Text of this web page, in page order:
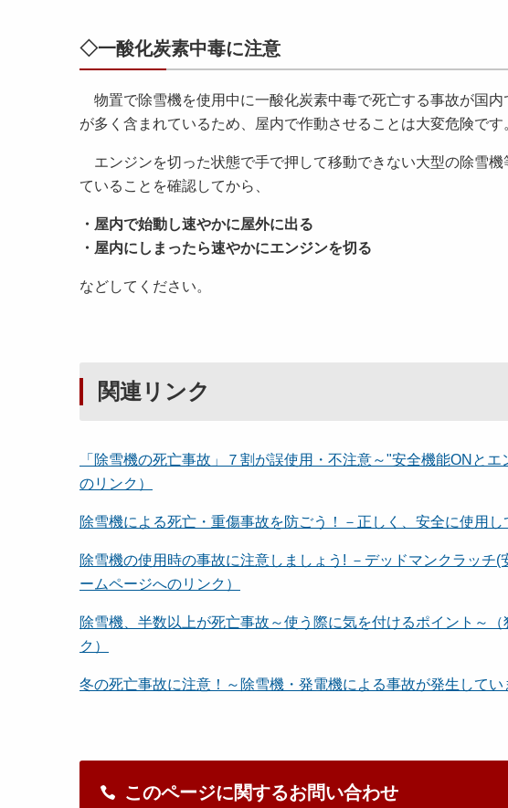
◇一酸化炭素中毒に注意
物置で除雪機を使用中に一酸化炭素中毒で死亡する事故が国
が多く含まれているため、屋内で作動させることは大変危険で
エンジンを切った状態で手で押して移動できない大型の除雪
ていることを確認してから、
・屋内で始動し速やかに屋外に出る
・屋内にしまったら速やかにエンジンを切る
などしてください。
関連リンク
「除雪機の死亡事故」７割が誤使用・不注意～"安全機能ONと
のリンク）
除雪機による死亡・重傷事故を防ごう！－正しく、安全に使用
除雪機の使用時の事故に注意しましょう! －デッドマンクラッ
ームページへのリンク）
除雪機、半数以上が死亡事故～使う際に気を付けるポイント～
ク）
冬の死亡事故に注意！～除雪機・発電機による事故が発生してい
このページに関するお問い合わせ